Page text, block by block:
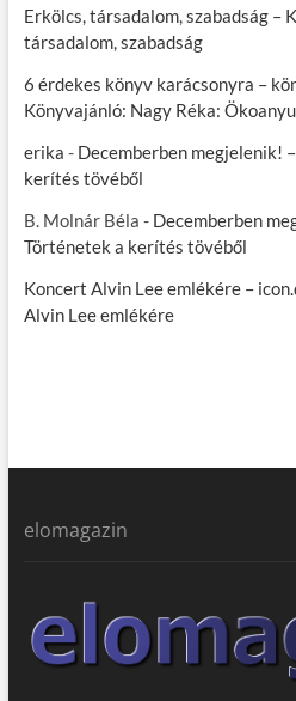
Erkölcs, társadalom, szabadság –
társadalom, szabadság
6 érdekes könyv karácsonyra –
Könyvajánló: Nagy Réka: Ökoanyu
erika - Decemberben megjelenik!
kerítés tövéből
B. Molnár Béla - Decemberben
Történetek a kerítés tövéből
Koncert Alvin Lee emlékére –
Alvin Lee emlékére
elomagazin